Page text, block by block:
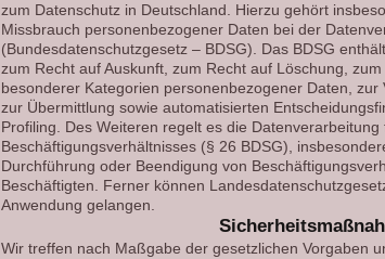
zum Datenschutz in Deutschland. Hierzu gehört
Missbrauch personenbezogener Daten bei der
(Bundesdatenschutzgesetz – BDSG). Das BDSG
zum Recht auf Auskunft, zum Recht auf Löschung,
besonderer Kategorien personenbezogener Daten,
zur Übermittlung sowie automatisierten
Profiling. Des Weiteren regelt es die
Beschäftigungsverhältnisses (§ 26 BDSG),
Durchführung oder Beendigung von
Beschäftigten. Ferner können
Anwendung gelangen.
Wir treffen nach Maßgabe der gesetzlichen Vorgaben